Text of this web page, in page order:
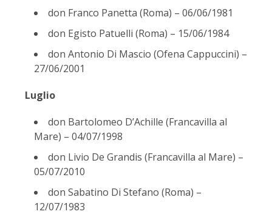
don Franco Panetta (Roma) – 06/06/1981
don Egisto Patuelli (Roma) – 15/06/1984
don Antonio Di Mascio (Ofena Cappuccini) –
27/06/2001
Luglio
don Bartolomeo D’Achille (Francavilla al
Mare) – 04/07/1998
don Livio De Grandis (Francavilla al Mare) –
05/07/2010
don Sabatino Di Stefano (Roma) –
12/07/1983